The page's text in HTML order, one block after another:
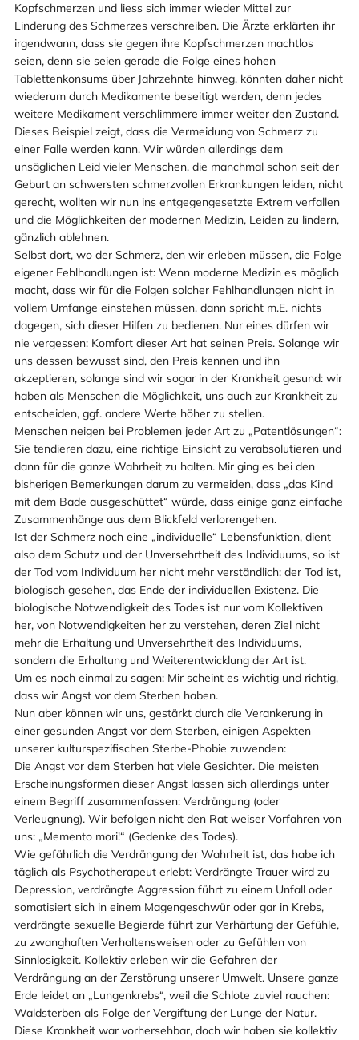
Kopfschmerzen und liess sich immer wieder Mittel zur
Linderung des Schmerzes verschreiben. Die Ärzte erklärten ihr
irgendwann, dass sie gegen ihre Kopfschmerzen machtlos
seien, denn sie seien gerade die Folge eines hohen
Tablettenkonsums über Jahrzehnte hinweg, könnten daher nicht
wiederum durch Medikamente beseitigt werden, denn jedes
weitere Medikament verschlimmere immer weiter den Zustand.
Dieses Beispiel zeigt, dass die Vermeidung von Schmerz zu
einer Falle werden kann. Wir würden allerdings dem
unsäglichen Leid vieler Menschen, die manchmal schon seit der
Geburt an schwersten schmerzvollen Erkrankungen leiden, nicht
gerecht, wollten wir nun ins entgegengesetzte Extrem verfallen
und die Möglichkeiten der modernen Medizin, Leiden zu lindern,
gänzlich ablehnen.
Selbst dort, wo der Schmerz, den wir erleben müssen, die Folge
eigener Fehlhandlungen ist: Wenn moderne Medizin es möglich
macht, dass wir für die Folgen solcher Fehlhandlungen nicht in
vollem Umfange einstehen müssen, dann spricht m.E. nichts
dagegen, sich dieser Hilfen zu bedienen. Nur eines dürfen wir
nie vergessen: Komfort dieser Art hat seinen Preis. Solange wir
uns dessen bewusst sind, den Preis kennen und ihn
akzeptieren, solange sind wir sogar in der Krankheit gesund: wir
haben als Menschen die Möglichkeit, uns auch zur Krankheit zu
entscheiden, ggf. andere Werte höher zu stellen.
Menschen neigen bei Problemen jeder Art zu „Patentlösungen“:
Sie tendieren dazu, eine richtige Einsicht zu verabsolutieren und
dann für die ganze Wahrheit zu halten. Mir ging es bei den
bisherigen Bemerkungen darum zu vermeiden, dass „das Kind
mit dem Bade ausgeschüttet“ würde, dass einige ganz einfache
Zusammenhänge aus dem Blickfeld verlorengehen.
Ist der Schmerz noch eine „individuelle“ Lebensfunktion, dient
also dem Schutz und der Unversehrtheit des Individuums, so ist
der Tod vom Individuum her nicht mehr verständlich: der Tod ist,
biologisch gesehen, das Ende der individuellen Existenz. Die
biologische Notwendigkeit des Todes ist nur vom Kollektiven
her, von Notwendigkeiten her zu verstehen, deren Ziel nicht
mehr die Erhaltung und Unversehrtheit des Individuums,
sondern die Erhaltung und Weiterentwicklung der Art ist.
Um es noch einmal zu sagen: Mir scheint es wichtig und richtig,
dass wir Angst vor dem Sterben haben.
Nun aber können wir uns, gestärkt durch die Verankerung in
einer gesunden Angst vor dem Sterben, einigen Aspekten
unserer kulturspezifischen Sterbe-Phobie zuwenden:
Die Angst vor dem Sterben hat viele Gesichter. Die meisten
Erscheinungsformen dieser Angst lassen sich allerdings unter
einem Begriff zusammenfassen: Verdrängung (oder
Verleugnung). Wir befolgen nicht den Rat weiser Vorfahren von
uns: „Memento mori!“ (Gedenke des Todes).
Wie gefährlich die Verdrängung der Wahrheit ist, das habe ich
täglich als Psychotherapeut erlebt: Verdrängte Trauer wird zu
Depression, verdrängte Aggression führt zu einem Unfall oder
somatisiert sich in einem Magengeschwür oder gar in Krebs,
verdrängte sexuelle Begierde führt zur Verhärtung der Gefühle,
zu zwanghaften Verhaltensweisen oder zu Gefühlen von
Sinnlosigkeit. Kollektiv erleben wir die Gefahren der
Verdrängung an der Zerstörung unserer Umwelt. Unsere ganze
Erde leidet an „Lungenkrebs“, weil die Schlote zuviel rauchen:
Waldsterben als Folge der Vergiftung der Lunge der Natur.
Diese Krankheit war vorhersehbar, doch wir haben sie kollektiv